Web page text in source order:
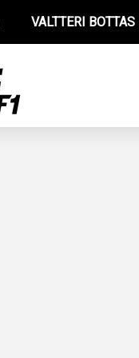
VALTTERI BOTTAS